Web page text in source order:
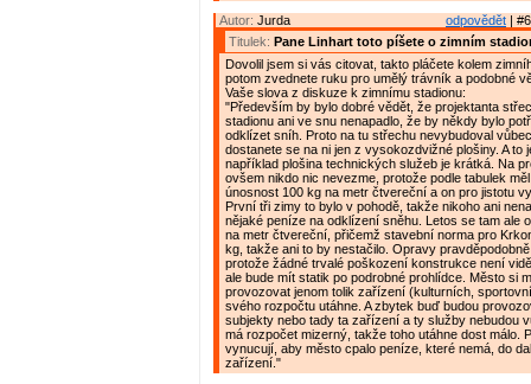
odpovědět |
Autor: Jurda
Titulek: Pane Linhart toto píšete o zimním
Dovolil jsem si vás citovat, takto pláčete kolem
potom zvednete ruku pro umělý trávník a podobné
Vaše slova z diskuze k zimnímu stadionu:
"Především by bylo dobré vědět, že projektanta
stadionu ani ve snu nenapadlo, že by někdy bylo
odklízet sníh. Proto na tu střechu nevybudoval
dostanete se na ni jen z vysokozdvižné plošiny. A to
například plošina technických služeb je krátká. Na
ovšem nikdo nic nevezme, protože podle tabulek
únosnost 100 kg na metr čtvereční a on pro jistotu
První tři zimy to bylo v pohodě, takže nikoho ani
nějaké peníze na odklízení sněhu. Letos se tam ale
na metr čtvereční, přičemž stavební norma pro
kg, takže ani to by nestačilo. Opravy
protože žádné trvalé poškození konstrukce není
ale bude mít statik po podrobné prohlídce. Město si
provozovat jenom tolik zařízení (kulturních,
svého rozpočtu utáhne. A zbytek buď budou
subjekty nebo tady ta zařízení a ty služby nebudou
má rozpočet mizerný, takže toho utáhne dost málo.
vynucují, aby město cpalo peníze, které nemá, do
zařízení."